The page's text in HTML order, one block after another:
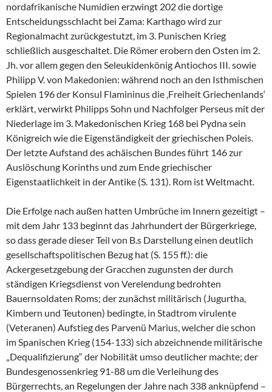
nordafrikanische Numidien erzwingt 202 die dortige
Entscheidungsschlacht bei Zama: Karthago wird zur
Regionalmacht zurückgestutzt, im 3. Punischen Krieg
schließlich ausgeschaltet. Die Römer erobern den Osten im 2.
Jh. vor allem gegen den Seleukidenkönig Antiochos III. sowie
Philipp V. von Makedonien: während noch an den Isthmischen
Spielen 196 der Konsul Flamininus die ‚Freiheit Griechenlands‘
erklärt, verwirkt Philipps Sohn und Nachfolger Perseus mit der
Niederlage im 3. Makedonischen Krieg 168 bei Pydna sein
Königreich wie die Eigenständigkeit der griechischen Poleis.
Der letzte Aufstand des achäischen Bundes führt 146 zur
Auslöschung Korinths und zum Ende griechischer
Eigenstaatlichkeit in der Antike (S. 131). Rom ist Weltmacht.
Die Erfolge nach außen hatten Umbrüche im Innern gezeitigt –
mit dem Jahr 133 beginnt das Jahrhundert der Bürgerkriege,
so dass gerade dieser Teil von B.s Darstellung einen deutlich
gesellschaftspolitischen Bezug hat (S. 155 ff.): die
Ackergesetzgebung der Gracchen zugunsten der durch
ständigen Kriegsdienst von Verelendung bedrohten
Bauernsoldaten Roms; der zunächst militärisch (Jugurtha,
Kimbern und Teutonen) bedingte, in Stadtrom virulente
(Veteranen) Aufstieg des Parvenü Marius, welcher die schon
im Spanischen Krieg (154-133) sich abzeichnende militärische
„Dequalifizierung“ der Nobilität umso deutlicher machte; der
Bundesgenossenkrieg 91-88 um die Verleihung des
Bürgerrechts, an Regelungen der Jahre nach 338 anknüpfend –